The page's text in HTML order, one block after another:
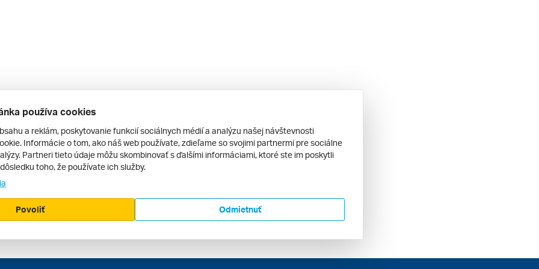
používa cookies
a reklám, poskytovanie funkcií sociálnych médií a analýzu našej návštevnosti
Informácie o tom, ako náš web používate, zdieľame so svojimi partnermi pre sociálne
Partneri tieto údaje môžu skombinovať s ďalšími informáciami, ktoré ste im poskytli
toho, že používate ich služby.
Odmietnuť
Povoliť